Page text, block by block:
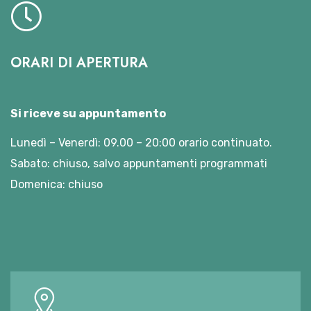
ORARI DI APERTURA
Si riceve su appuntamento
Lunedì – Venerdì: 09.00 – 20:00 orario continuato.
Sabato: chiuso, salvo appuntamenti programmati
Domenica: chiuso